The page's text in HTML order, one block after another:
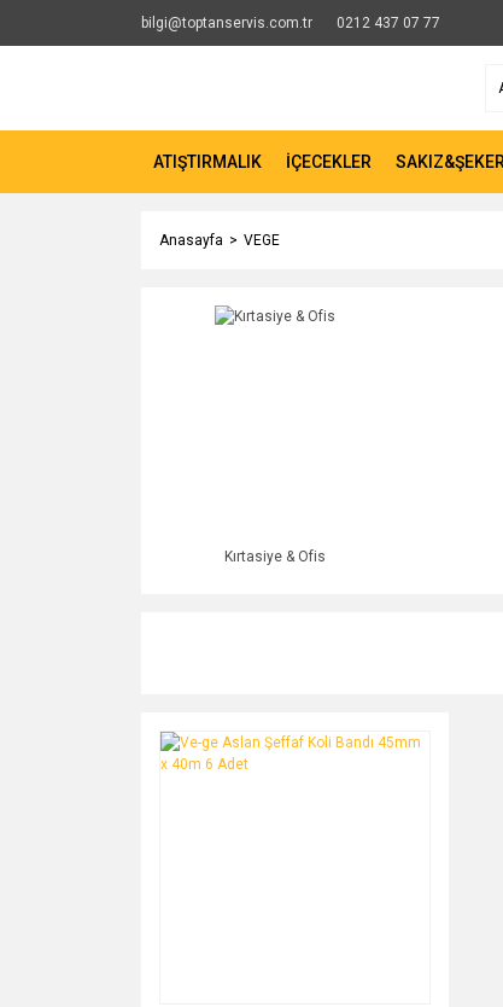
bilgi@toptanservis.com.tr 0212 437 07 77
ATIŞTIRMALIK İÇECEKLER
Anasayfa VEGE
Kırtasiye & Ofis